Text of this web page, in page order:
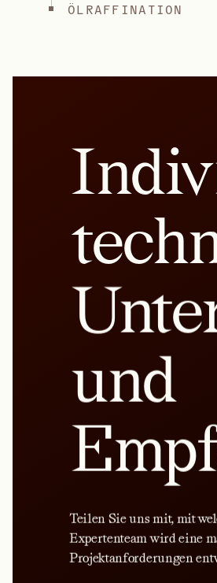
ÖLRAFFINATION
und
Teilen Sie uns mit, mit
Expertenteam wird eine
Projektanforderungen